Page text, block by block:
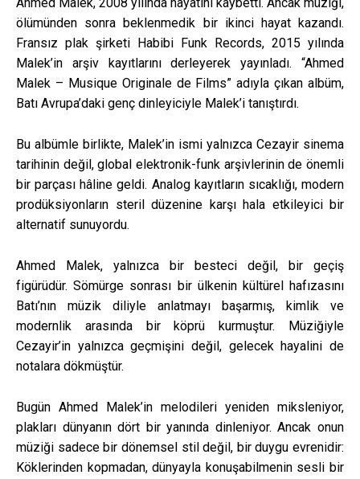
ölümünden sonra beklenmedik bir ikinci hayat kazandı.
Fransız plak şirketi Habibi Funk Records, 2015 yılında
Malek’in arşiv kayıtlarını derleyerek yayınladı. “Ahmed
Malek – Musique Originale de Films” adıyla çıkan albüm,
Batı Avrupa’daki genç dinleyiciyle Malek’i tanıştırdı.
Bu albümle birlikte, Malek’in ismi yalnızca Cezayir sinema
tarihinin değil, global elektronik-funk arşivlerinin de önemli
bir parçası hâline geldi. Analog kayıtların sıcaklığı, modern
prodüksiyonların steril düzenine karşı hala etkileyici bir
alternatif sunuyordu.
Ahmed Malek, yalnızca bir besteci değil, bir geçiş
figürüdür. Sömürge sonrası bir ülkenin kültürel hafızasını
Batı’nın müzik diliyle anlatmayı başarmış, kimlik ve
modernlik arasında bir köprü kurmuştur. Müziğiyle
Cezayir’in yalnızca geçmişini değil, gelecek hayalini de
notalara dökmüştür.
Bugün Ahmed Malek’in melodileri yeniden miksleniyor,
plakları dünyanın dört bir yanında dinleniyor. Ancak onun
müziği sadece bir dönemsel stil değil, bir duygu evrenidir:
Köklerinden kopmadan, dünyayla konuşabilmenin sesli bir